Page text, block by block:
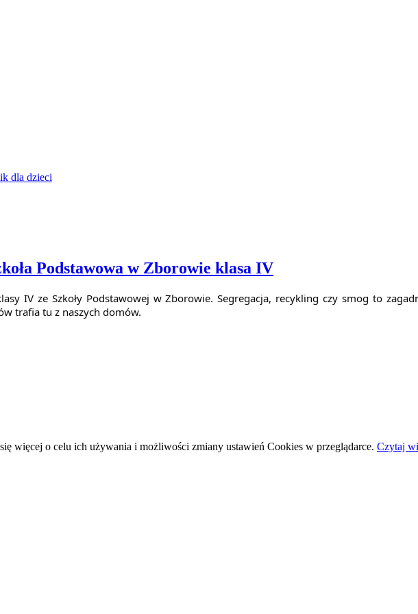
dla dzieci
Podstawowa w Zborowie klasa IV
IV ze Szkoły Podstawowej w Zborowie. Segregacja, recykling czy smog to
trafia tu z naszych domów.
więcej o celu ich używania i możliwości zmiany ustawień Cookies w przeglądarce. Czytaj